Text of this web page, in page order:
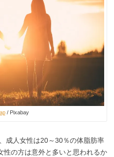
/ Pixabay
成人女性は20～30％の体脂肪率
性の方は意外と多いと思われるか